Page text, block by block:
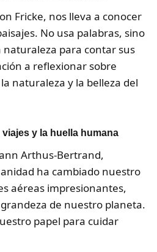
Fricke, nos lleva a conocer
No usa palabras, sino
naturaleza para contar sus
a reflexionar sobre
naturaleza y la belleza del
y la huella humana
Arthus-Bertrand,
ha cambiado nuestro
aéreas impresionantes,
de nuestro planeta.
papel para cuidar